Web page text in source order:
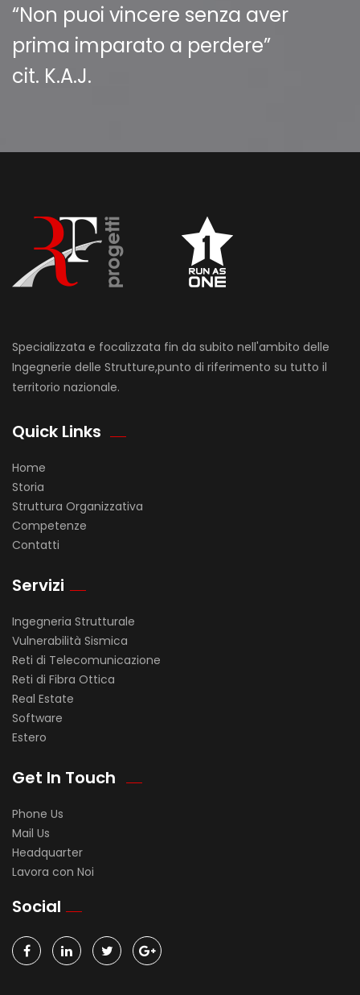
“Non puoi vincere senza aver
prima imparato a perdere”
cit. K.A.J.
Specializzata e focalizzata fin da subito nell'ambito delle
Ingegnerie delle Strutture,punto di riferimento su tutto il
territorio nazionale.
Quick Links
Home
Storia
Struttura Organizzativa
Competenze
Contatti
Servizi
Ingegneria Strutturale
Vulnerabilità Sismica
Reti di Telecomunicazione
Reti di Fibra Ottica
Real Estate
Software
Estero
Get In Touch
Phone Us
Mail Us
Headquarter
Lavora con Noi
Social